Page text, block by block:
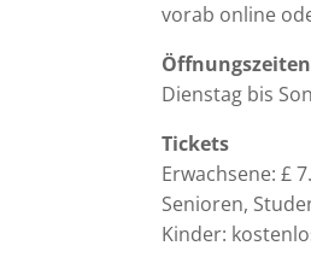
vorab online
Öffnungszeiten
Dienstag bis
Tickets
Erwachsene: £
Senioren,
Kinder: